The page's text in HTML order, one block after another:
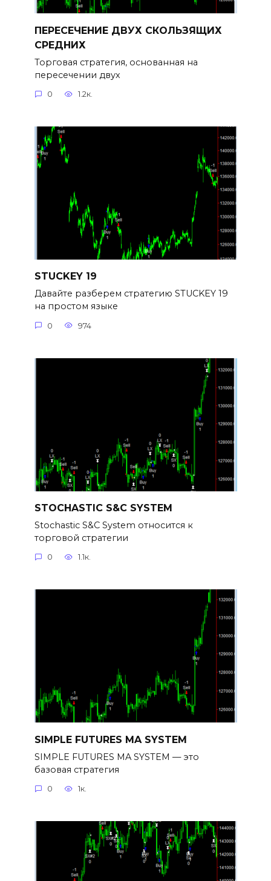
ПЕРЕСЕЧЕНИЕ ДВУХ СКОЛЬЗЯЩИХ
СРЕДНИХ
Торговая стратегия, основанная на
пересечении двух
0 1.2к.
STUCKEY 19
Давайте разберем стратегию STUCKEY 19
на простом языке
0 974
STOCHASTIC S&C SYSTEM
Stochastic S&C System относится к
торговой стратегии
0 1.1к.
SIMPLE FUTURES MA SYSTEM
SIMPLE FUTURES MA SYSTEM — это
базовая стратегия
0 1к.